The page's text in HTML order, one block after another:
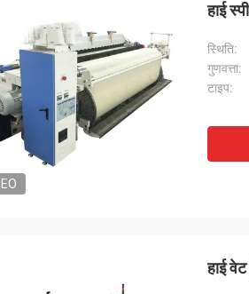
हाई
स्थि‍ति:
गुणवत्ता:
टाइप:
हाई